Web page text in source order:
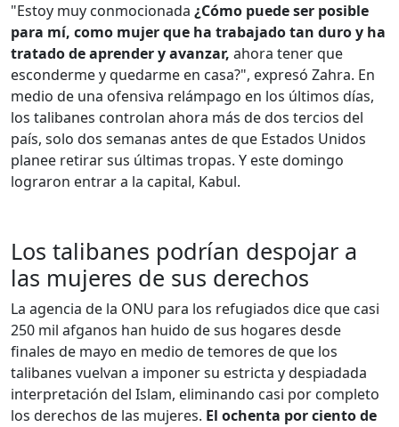
"Estoy muy conmocionada ¿Cómo puede ser posible
para mí, como mujer que ha trabajado tan duro y ha
tratado de aprender y avanzar, ahora tener que
esconderme y quedarme en casa?", expresó Zahra. En
medio de una ofensiva relámpago en los últimos días,
los talibanes controlan ahora más de dos tercios del
país, solo dos semanas antes de que Estados Unidos
planee retirar sus últimas tropas. Y este domingo
lograron entrar a la capital, Kabul.
Los talibanes podrían despojar a
las mujeres de sus derechos
La agencia de la ONU para los refugiados dice que casi
250 mil afganos han huido de sus hogares desde
finales de mayo en medio de temores de que los
talibanes vuelvan a imponer su estricta y despiadada
interpretación del Islam, eliminando casi por completo
los derechos de las mujeres. El ochenta por ciento de